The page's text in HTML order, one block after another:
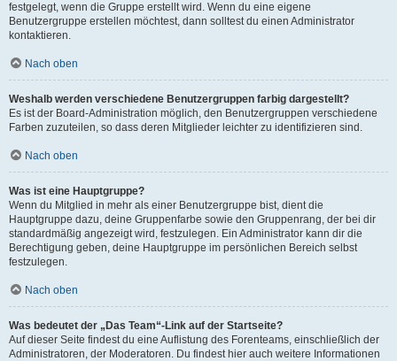
festgelegt, wenn die Gruppe erstellt wird. Wenn du eine eigene
Benutzergruppe erstellen möchtest, dann solltest du einen Administrator
kontaktieren.
Nach oben
Weshalb werden verschiedene Benutzergruppen farbig dargestellt?
Es ist der Board-Administration möglich, den Benutzergruppen verschiedene
Farben zuzuteilen, so dass deren Mitglieder leichter zu identifizieren sind.
Nach oben
Was ist eine Hauptgruppe?
Wenn du Mitglied in mehr als einer Benutzergruppe bist, dient die
Hauptgruppe dazu, deine Gruppenfarbe sowie den Gruppenrang, der bei dir
standardmäßig angezeigt wird, festzulegen. Ein Administrator kann dir die
Berechtigung geben, deine Hauptgruppe im persönlichen Bereich selbst
festzulegen.
Nach oben
Was bedeutet der „Das Team“-Link auf der Startseite?
Auf dieser Seite findest du eine Auflistung des Forenteams, einschließlich der
Administratoren, der Moderatoren. Du findest hier auch weitere Informationen